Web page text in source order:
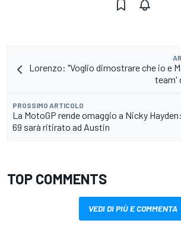
Lorenzo: "Voglio dimostrare che io e
team'
PROSSIMO ARTICOLO
La MotoGP rende omaggio a Nicky
69 sarà ritirato ad Austin
TOP COMMENTS
VEDI DI PIÙ E COMMENTA